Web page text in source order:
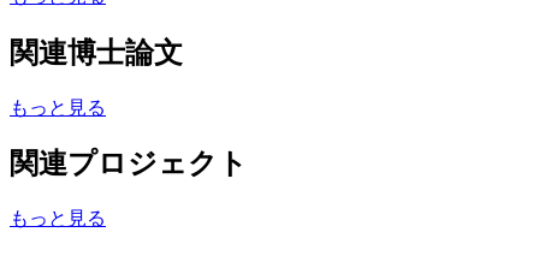
関連博士論文
もっと見る
関連プロジェクト
もっと見る